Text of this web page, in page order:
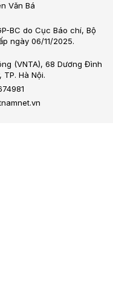
Văn Bá
BC do Cục Báo chí, Bộ
ngày 06/11/2025.
(VNTA), 68 Dương Đình
Hà Nội.